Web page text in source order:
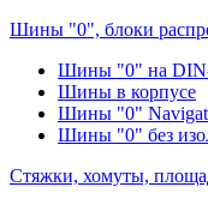
Шины "0", блоки
Шины "0" на
Шины в корпусе
Шины "0"
Шины "0" без
Стяжки, хомуты,